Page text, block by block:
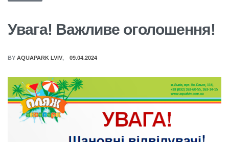
Увага! Важливе оголошення!
BY AQUAPARK LVIV 09.04.2024